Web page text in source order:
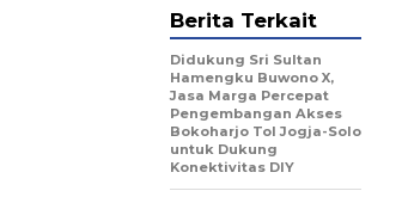
Berita Terkait
Didukung Sri Sultan
Hamengku Buwono X,
Jasa Marga Percepat
Pengembangan Akses
Bokoharjo Tol Jogja-Solo
untuk Dukung
Konektivitas DIY